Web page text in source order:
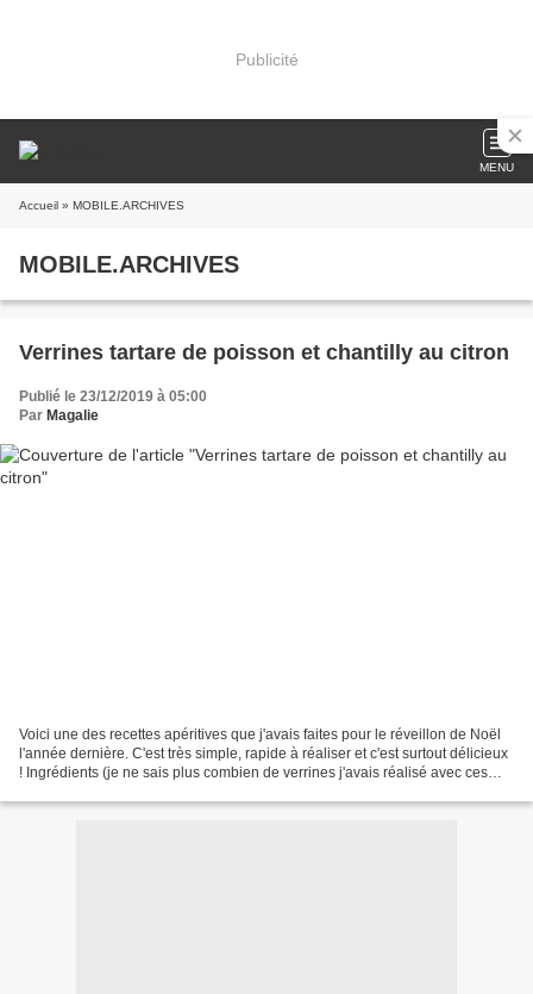
Publicité
MENU
Accueil » MOBILE.ARCHIVES
MOBILE.ARCHIVES
Verrines tartare de poisson et chantilly au citron
Publié le 23/12/2019 à 05:00
Par Magalie
Voici une des recettes apéritives que j'avais faites pour le réveillon de Noël
l'année dernière. C'est très simple, rapide à réaliser et c'est surtout délicieux
! Ingrédients (je ne sais plus combien de verrines j'avais réalisé avec ces